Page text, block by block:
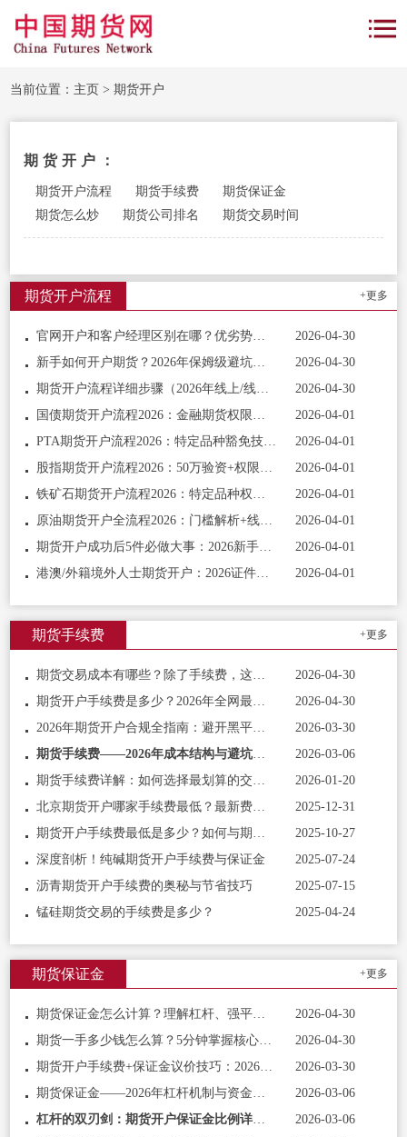
当前位置： 主页 >期货开户
期货开户：
期货开户流程 期货手续费
期货保证金
期货怎么炒
期货公司排名 期货交易时间
期货开户流程 +更多
官网开户和客户经理区别在哪？优劣势全解析与最佳选择策略
2026-04-30
新手如何开户期货？2026年保姆级避坑指南
2026-04-30
期货开户流程详细步骤（2026年线上/线下全攻略）
2026-04-30
国债期货开户流程2026：金融期货权限开通，新手清晰指南
2026-04-01
PTA期货开户流程2026：特定品种豁免技巧，新手零压力开通
2026-04-01
股指期货开户流程2026：50万验资+权限开通，新手合规入门指南
2026-04-01
铁矿石期货开户流程2026：特定品种权限开通，新手一步到位指南
2026-04-01
原油期货开户全流程2026：门槛解析+线上实操，新手低成本开通指南
2026-04-01
期货开户成功后5件必做大事：2026新手收尾实操，快速安全上手交易
2026-04-01
港澳/外籍境外人士期货开户：2026证件规则+流程完整指南
2026-04-01
期货手续费 +更多
期货交易成本有哪些？除了手续费，这三大隐性成本更致命
2026-04-30
期货开户手续费是多少？2026年全网最通透的成本解析
2026-04-30
2026年期货开户合规全指南：避开黑平台，守住资金安全
2026-03-30
期货手续费——2026年成本结构与避坑实战指南
2026-03-06
期货手续费详解：如何选择最划算的交易平台
2026-01-20
北京期货开户哪家手续费最低？最新费率对比与开户指南
2025-12-31
期货开户手续费最低是多少？如何与期货公司谈佣金？
2025-10-27
深度剖析！纯碱期货开户手续费与保证金
2025-07-24
沥青期货开户手续费的奥秘与节省技巧
2025-07-15
锰硅期货交易的手续费是多少？
2025-04-24
期货保证金 +更多
期货保证金怎么计算？理解杠杆、强平与风险控制的基石
2026-04-30
期货一手多少钱怎么算？5分钟掌握核心计算公式
2026-04-30
期货开户手续费+保证金议价技巧：2026降成本全攻略，新手轻松省钱
2026-03-30
期货保证金——2026年杠杆机制与资金效率深度解析
2026-03-06
杠杆的双刃剑：期货开户保证金比例详解，如何利用资金效率最大化
2026-03-06